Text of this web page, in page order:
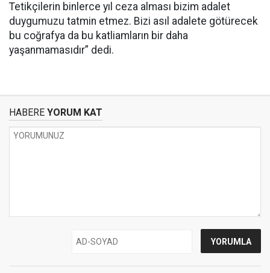
Tetikçilerin binlerce yıl ceza alması bizim adalet
duygumuzu tatmin etmez. Bizi asıl adalete götürecek
bu coğrafya da bu katliamların bir daha
yaşanmamasıdır” dedi.
HABERE YORUM KAT